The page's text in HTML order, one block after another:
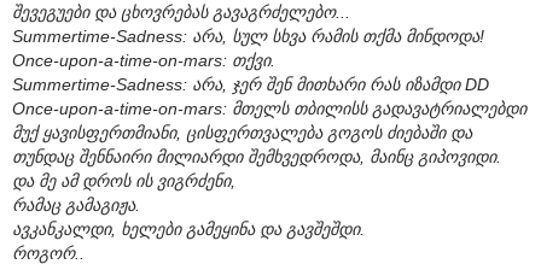
შევეგუები და ცხოვრებას გავაგრძელებო...
Summertime-Sadness: არა, სულ სხვა რამის თქმა მინდოდა!
Once-upon-a-time-on-mars: თქვი.
Summertime-Sadness: არა, ჯერ შენ მითხარი რას იზამდი DD
Once-upon-a-time-on-mars: მთელს თბილისს გადავატრიალებდი
მუქ ყავისფერთმიანი, ცისფერთვალება გოგოს ძიებაში და
თუნდაც შენნაირი მილიარდი შემხვედროდა, მაინც გიპოვიდი.
და მე ამ დროს ის ვიგრძენი,
რამაც გამაგიჟა.
ავკანკალდი, ხელები გამეყინა და გავშეშდი.
როგორ..